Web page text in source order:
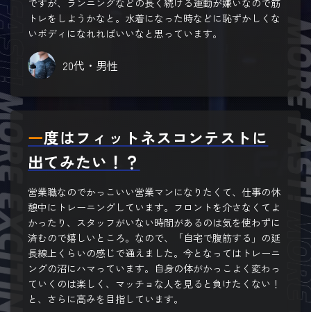
ですが、ランニングなどの長く続ける運動が嫌いなので筋
トレをしようかなと。水着になった時などに恥ずかしくな
いボディになれればいいなと思っています。
20代・男性
一度はフィットネスコンテストに
出てみたい！？
営業職なのでかっこいい営業マンになりたくて、仕事の休
憩中にトレーニングしています。フロントを介さなくてよ
かったり、スタッフがいない時間があるのは気を使わずに
済むので嬉しいところ。なので、「自宅で腹筋する」の延
長線上くらいの感じで通えました。今となってはトレーニ
ングの沼にハマっています。自身の体がかっこよく変わっ
ていくのは楽しく、マッチョな人を見ると負けたくない！
と、さらに高みを目指しています。